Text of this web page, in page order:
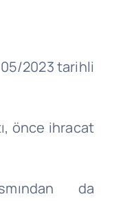
2023 tarihli
önce ihracat
da